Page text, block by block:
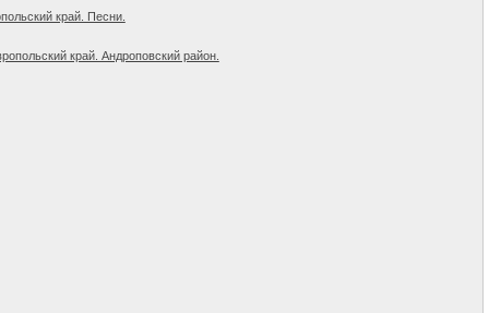
край. Песни.
край. Андроповский район.